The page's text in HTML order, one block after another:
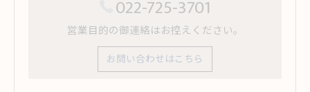
022-725-3701
営業目的の御連絡はお控えください。
お問い合わせはこちら